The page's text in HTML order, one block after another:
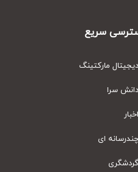
سریع
مارکتینگ
سرا
ای